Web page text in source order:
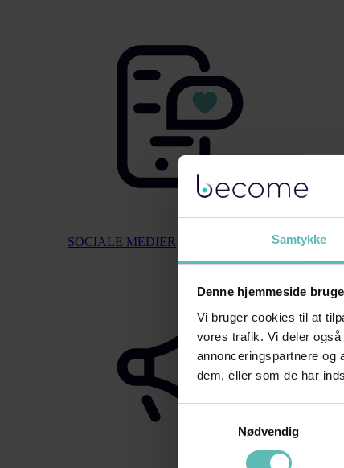
Samtykke
Denne hjemmeside
Vi bruger cookies til at
vores trafik. Vi deler
annonceringspartnere og
dem, eller som de har
Nødvendig
SOCIALE MEDIER